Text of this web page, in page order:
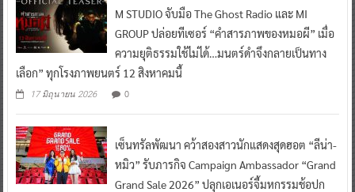
M STUDIO จับมือ The Ghost Radio และ MI
GROUP ปล่อยทีเซอร์ “คำสารภาพของหมอผี” เมื่อ
ความยุติธรรมใช้ไม่ได้…มนตร์ดำจึงกลายเป็นทาง
เลือก” ทุกโรงภาพยนตร์ 12 สิงหาคมนี้
17 มิถุนายน 2026 0
เซ็นทรัลพัฒนา คว้าสองสาวนักแสดงสุดฮอต “ลีน่า-
หมิว” รับภารกิจ Campaign Ambassador “Grand
Grand Sale 2026” ปลุกเอเนอร์จี้มหกรรมช้อปก